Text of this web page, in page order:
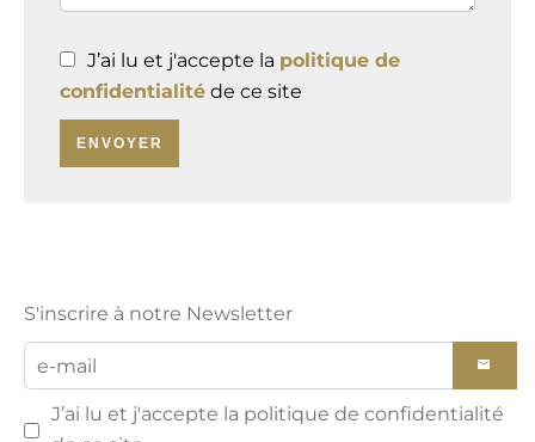
J’ai lu et j'accepte la politique de
confidentialité de ce site
ENVOYER
S'inscrire à notre Newsletter
J’ai lu et j'accepte la politique de confidentialité